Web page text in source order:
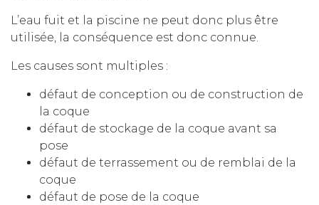
L’eau fuit et la piscine ne peut donc plus être
utilisée, la conséquence est donc connue.
Les causes sont multiples :
défaut de conception ou de construction de
la coque
défaut de stockage de la coque avant sa
pose
défaut de terrassement ou de remblai de la
coque
défaut de pose de la coque